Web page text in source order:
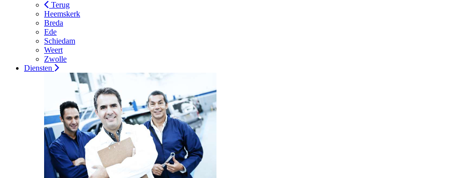
Terug
Heemskerk
Breda
Ede
Schiedam
Weert
Zwolle
Diensten